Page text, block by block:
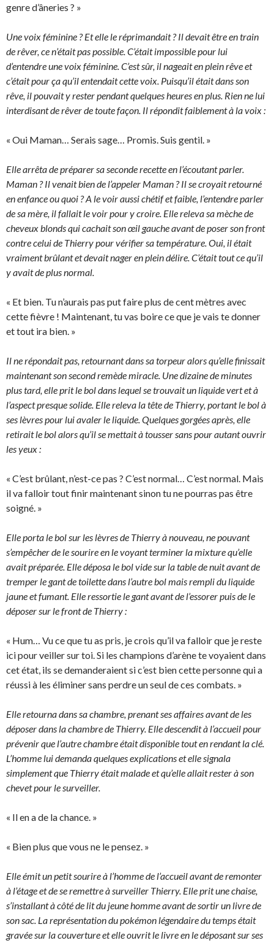
genre d’âneries ? »
Une voix féminine ? Et elle le réprimandait ? Il devait être en train
de rêver, ce n’était pas possible. C’était impossible pour lui
d’entendre une voix féminine. C’est sûr, il nageait en plein rêve et
c’était pour ça qu’il entendait cette voix. Puisqu’il était dans son
rêve, il pouvait y rester pendant quelques heures en plus. Rien ne lui
interdisant de rêver de toute façon. Il répondit faiblement à la voix :
« Oui Maman… Serais sage… Promis. Suis gentil. »
Elle arrêta de préparer sa seconde recette en l’écoutant parler.
Maman ? Il venait bien de l’appeler Maman ? Il se croyait retourné
en enfance ou quoi ? A le voir aussi chétif et faible, l’entendre parler
de sa mère, il fallait le voir pour y croire. Elle releva sa mèche de
cheveux blonds qui cachait son œil gauche avant de poser son front
contre celui de Thierry pour vérifier sa température. Oui, il était
vraiment brûlant et devait nager en plein délire. C’était tout ce qu’il
y avait de plus normal.
« Et bien. Tu n’aurais pas put faire plus de cent mètres avec
cette fièvre ! Maintenant, tu vas boire ce que je vais te donner
et tout ira bien. »
Il ne répondait pas, retournant dans sa torpeur alors qu’elle finissait
maintenant son second remède miracle. Une dizaine de minutes
plus tard, elle prit le bol dans lequel se trouvait un liquide vert et à
l’aspect presque solide. Elle releva la tête de Thierry, portant le bol à
ses lèvres pour lui avaler le liquide. Quelques gorgées après, elle
retirait le bol alors qu’il se mettait à tousser sans pour autant ouvrir
les yeux :
« C’est brûlant, n’est-ce pas ? C’est normal… C’est normal. Mais
il va falloir tout finir maintenant sinon tu ne pourras pas être
soigné. »
Elle porta le bol sur les lèvres de Thierry à nouveau, ne pouvant
s’empêcher de le sourire en le voyant terminer la mixture qu’elle
avait préparée. Elle déposa le bol vide sur la table de nuit avant de
tremper le gant de toilette dans l’autre bol mais rempli du liquide
jaune et fumant. Elle ressortie le gant avant de l’essorer puis de le
déposer sur le front de Thierry :
« Hum… Vu ce que tu as pris, je crois qu’il va falloir que je reste
ici pour veiller sur toi. Si les champions d’arène te voyaient dans
cet état, ils se demanderaient si c’est bien cette personne qui a
réussi à les éliminer sans perdre un seul de ces combats. »
Elle retourna dans sa chambre, prenant ses affaires avant de les
déposer dans la chambre de Thierry. Elle descendit à l’accueil pour
prévenir que l’autre chambre était disponible tout en rendant la clé.
L’homme lui demanda quelques explications et elle signala
simplement que Thierry était malade et qu’elle allait rester à son
chevet pour le surveiller.
« Il en a de la chance. »
« Bien plus que vous ne le pensez. »
Elle émit un petit sourire à l’homme de l’accueil avant de remonter
à l’étage et de se remettre à surveiller Thierry. Elle prit une chaise,
s’installant à côté de lit du jeune homme avant de sortir un livre de
son sac. La représentation du pokémon légendaire du temps était
gravée sur la couverture et elle ouvrit le livre en le déposant sur ses